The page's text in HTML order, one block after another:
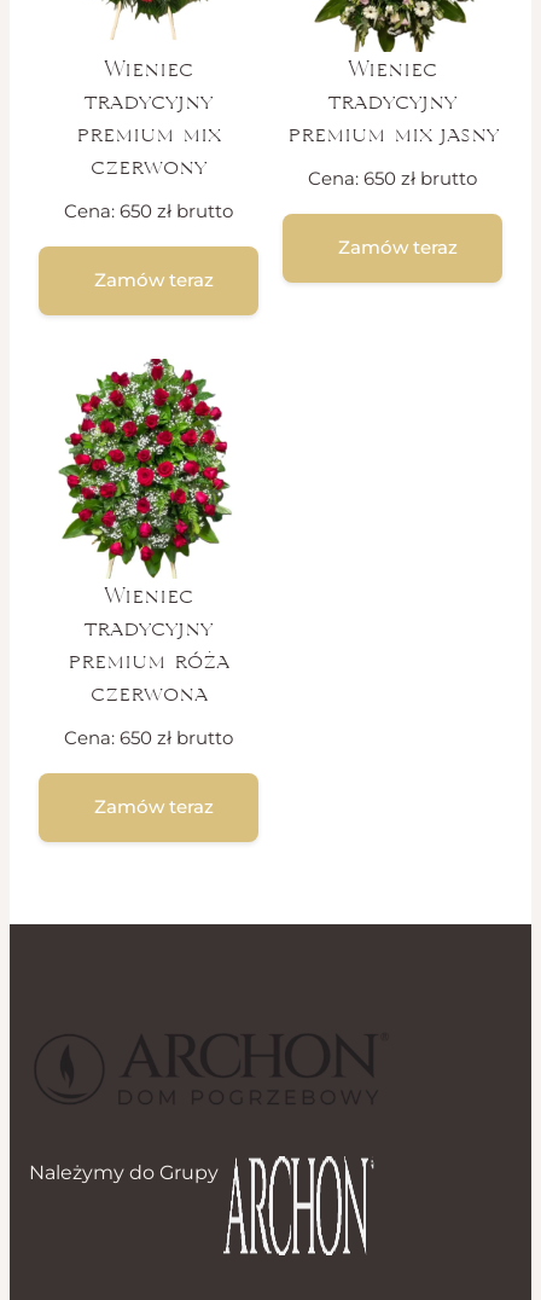
Wieniec
tradycyjny
premium mix
czerwony
Cena: 650 zł brutto
Zamów teraz
Wieniec
tradycyjny
premium mix jasny
Cena: 650 zł brutto
Zamów teraz
Wieniec
tradycyjny
premium róża
czerwona
Cena: 650 zł brutto
Zamów teraz
Należymy do Grupy